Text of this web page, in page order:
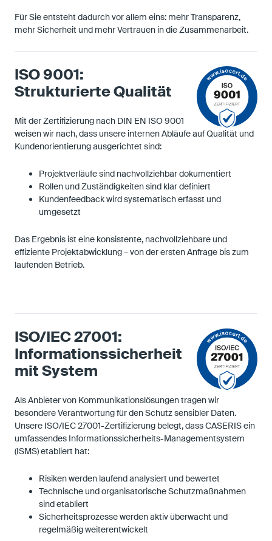
Für Sie entsteht dadurch vor allem eins: mehr Transparenz,
mehr Sicherheit und mehr Vertrauen in die Zusammenarbeit.
ISO 9001:
Strukturierte Qualität
Mit der Zertifizierung nach DIN EN ISO 9001
weisen wir nach, dass unsere internen Abläufe auf Qualität und
Kundenorientierung ausgerichtet sind:
Projektverläufe sind nachvollziehbar dokumentiert
Rollen und Zuständigkeiten sind klar definiert
Kundenfeedback wird systematisch erfasst und
umgesetzt
Das Ergebnis ist eine konsistente, nachvollziehbare und
effiziente Projektabwicklung – von der ersten Anfrage bis zum
laufenden Betrieb.
ISO/IEC 27001:
Informationssicherheit
mit System
Als Anbieter von Kommunikationslösungen tragen wir
besondere Verantwortung für den Schutz sensibler Daten.
Unsere ISO/IEC 27001-Zertifizierung belegt, dass CASERIS ein
umfassendes Informationssicherheits-Managementsystem
(ISMS) etabliert hat:
Risiken werden laufend analysiert und bewertet
Technische und organisatorische Schutzmaßnahmen
sind etabliert
Sicherheitsprozesse werden aktiv überwacht und
regelmäßig weiterentwickelt